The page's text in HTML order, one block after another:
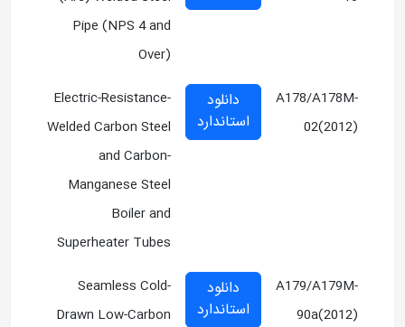
Pipe (NPS 4 and
Over)
A178/A178M-
02(2012)
دانلود
استاندارد
Electric-Resistance-
Welded Carbon Steel
and Carbon-
Manganese Steel
Boiler and
Superheater Tubes
A179/A179M-
90a(2012)
دانلود
استاندارد
Seamless Cold-
Drawn Low-Carbon